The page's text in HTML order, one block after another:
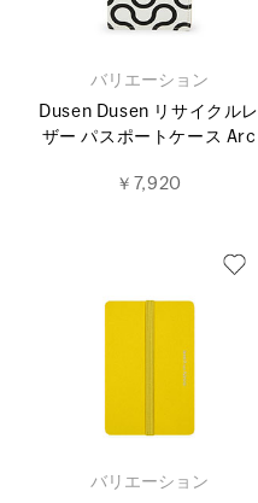
バリエーション
Dusen Dusen リサイクルレ
ザー パスポートケース Arc
￥7,920
バリエーション